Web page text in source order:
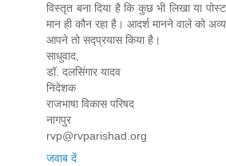
विस्तृत बना दिया है कि कुछ भी लिखा या
मान ही कौन रहा है। आदर्श मानने वाले को
आपने तो सद्‍‌प्रयास किया है।
साधुवाद,
डॉ. दलसिंगार यादव
निदेशक
राजभाषा विकास परिषद
नागपुर
rvp@rvparishad.org
जवाब दें